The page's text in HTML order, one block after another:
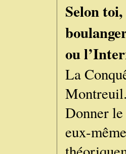
Selon
ou
La
Donner le
eux-